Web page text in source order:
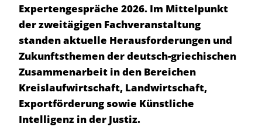
Expertengespräche 2026. Im Mittelpunkt
der zweitägigen Fachveranstaltung
standen aktuelle Herausforderungen und
Zukunftsthemen der deutsch-griechischen
Zusammenarbeit in den Bereichen
Kreislaufwirtschaft, Landwirtschaft,
Exportförderung sowie Künstliche
Intelligenz in der Justiz.